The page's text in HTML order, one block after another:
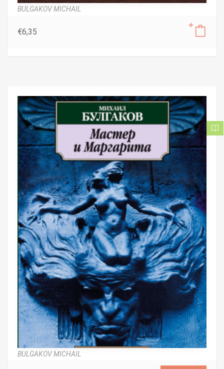
BULGAKOV MICHAIL
€6,35
BULGAKOV MICHAIL